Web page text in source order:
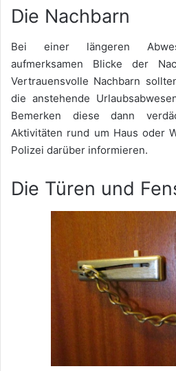
Die Nachbarn
Bei einer längeren
aufmerksamen Blicke der
Vertrauensvolle Nachbarn
die anstehende
Bemerken diese dann
Aktivitäten rund um Haus oder
Polizei darüber informieren.
Die Türen und